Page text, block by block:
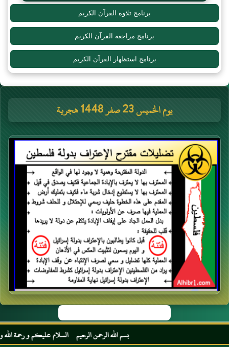
برنامج تلاوة القرآن الكريم
برنامج مراجعة القرآن الكريم
برنامج استظهار القرآن الكريم
يوم الخميس 23 صفر 1448 هجرية
بسم الله الرحمن الرحيم السلام عليكم و رحمة الله و